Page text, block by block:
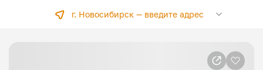
г. Новосибирск —введите адрес